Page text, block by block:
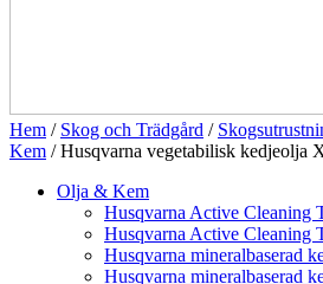
Hem / Skog och Trädgård /
Kem / Husqvarna vegetabilisk kedjeolja
Olja & Kem
Husqvarna Active Cleaning
Husqvarna Active Cleaning
Husqvarna mineralbaserad
Husqvarna mineralbaserad